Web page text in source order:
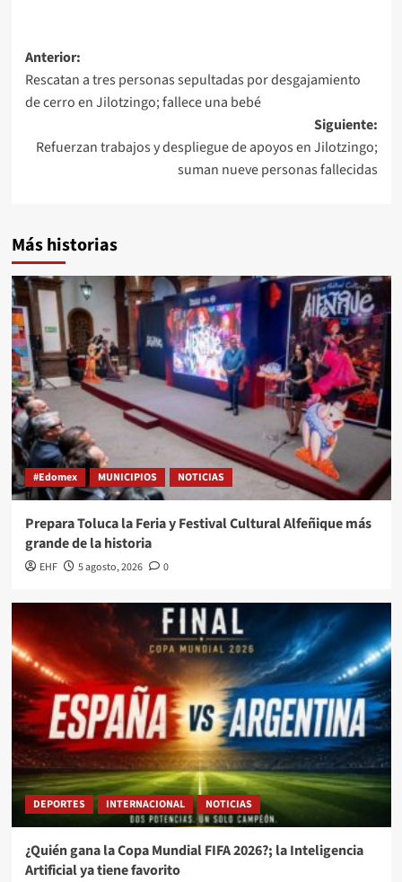
Anterior:
Rescatan a tres personas sepultadas por desgajamiento
de cerro en Jilotzingo; fallece una bebé
Siguiente:
Refuerzan trabajos y despliegue de apoyos en Jilotzingo;
suman nueve personas fallecidas
Más historias
#Edomex MUNICIPIOS NOTICIAS
Prepara Toluca la Feria y Festival Cultural Alfeñique más
grande de la historia
EHF 5 agosto, 2026 0
DEPORTES INTERNACIONAL NOTICIAS
¿Quién gana la Copa Mundial FIFA 2026?; la Inteligencia
Artificial ya tiene favorito